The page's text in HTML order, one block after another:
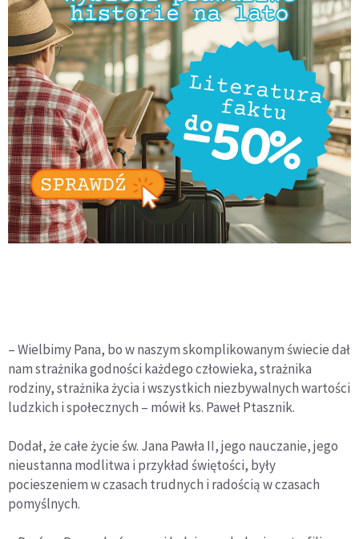
– Wielbimy Pana, bo w naszym skomplikowanym świecie dał
nam strażnika godności każdego człowieka, strażnika
rodziny, strażnika życia i wszystkich niezbywalnych wartości
ludzkich i społecznych – mówił ks. Paweł Ptasznik.
Dodał, że całe życie św. Jana Pawła II, jego nauczanie, jego
nieustanna modlitwa i przykład świętości, były
pocieszeniem w czasach trudnych i radością w czasach
pomyślnych.